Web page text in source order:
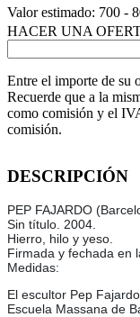
Valor estimado: 700 -
HACER UNA
Entre el importe de su
Recuerde que a la
como comisión y el
comisión.
DESCRIPCIÓN
PEP FAJARDO
Sin título. 2004.
Hierro, hilo y yeso.
Firmada y fechada en
Medidas:
El escultor Pep
Escuela Massana de